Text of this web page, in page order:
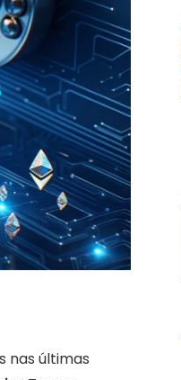
nas últimas